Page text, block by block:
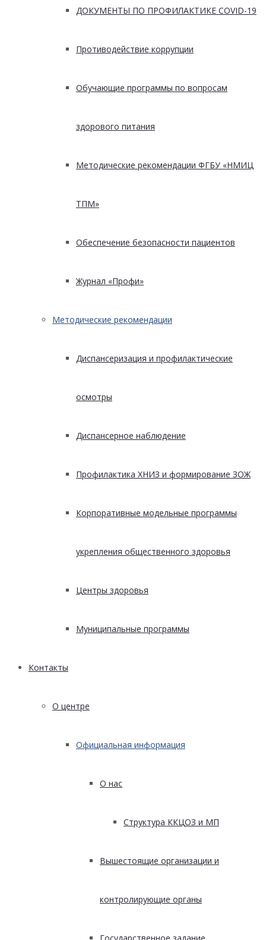
ДОКУМЕНТЫ ПО ПРОФИЛАКТИКЕ COVID-19
Противодействие коррупции
Обучающие программы по вопросам
здорового питания
Методические рекомендации ФГБУ «НМИЦ
ТПМ»
Обеспечение безопасности пациентов
Журнал «Профи»
Методические рекомендации
Диспансеризация и профилактические
осмотры
Диспансерное наблюдение
Профилактика ХНИЗ и формирование ЗОЖ
Корпоративные модельные программы
укрепления общественного здоровья
Центры здоровья
Муниципальные программы
Контакты
О центре
Официальная информация
О нас
Структура ККЦОЗ и МП
Вышестоящие организации и
контролирующие органы